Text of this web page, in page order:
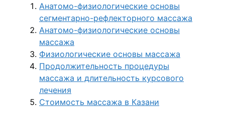
Анатомо-физиологические основы
сегментарно-рефлекторного массажа
Анатомо-физиологические основы
массажа
Физиологические основы массажа
Продолжительность процедуры
массажа и длительность курсового
лечения
Стоимость массажа в Казани